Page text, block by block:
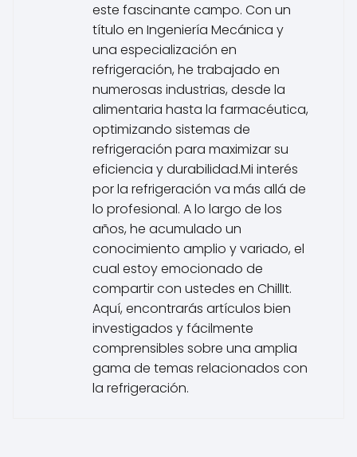
este fascinante campo. Con un
título en Ingeniería Mecánica y
una especialización en
refrigeración, he trabajado en
numerosas industrias, desde la
alimentaria hasta la farmacéutica,
optimizando sistemas de
refrigeración para maximizar su
eficiencia y durabilidad.Mi interés
por la refrigeración va más allá de
lo profesional. A lo largo de los
años, he acumulado un
conocimiento amplio y variado, el
cual estoy emocionado de
compartir con ustedes en ChillIt.
Aquí, encontrarás artículos bien
investigados y fácilmente
comprensibles sobre una amplia
gama de temas relacionados con
la refrigeración.